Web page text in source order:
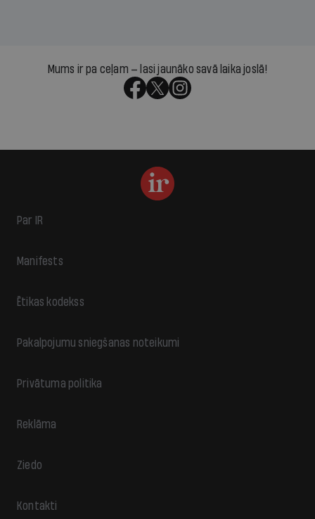
Mums ir pa ceļam — lasi jaunāko savā laika joslā!
Par IR
Manifests
Ētikas kodekss
Pakalpojumu sniegšanas noteikumi
Privātuma politika
Reklāma
Ziedo
Kontakti